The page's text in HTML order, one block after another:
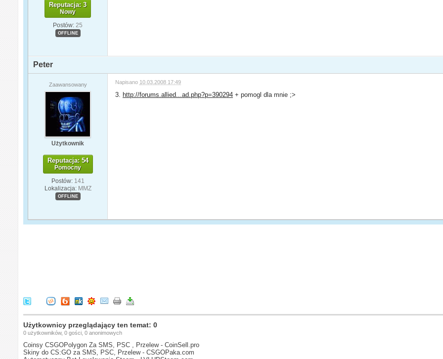
Reputacja: 3
Nowy
Postów: 25
OFFLINE
Peter
Zaawansowany
Użytkownik
Reputacja: 54
Pomocny
Postów: 141
Lokalizacja: MMZ
OFFLINE
Napisano 10.03.2008 17:49
3. http://forums.allied...ad.php?p=390294 + pomogl dla mnie ;>
Użytkownicy przeglądający ten temat: 0
0 użytkowników, 0 gości, 0 anonimowych
Coinsy CSGOPolygon Za SMS, PSC , Przelew - CoinSell.pro
Skiny do CS:GO za SMS, PSC, Przelew - CSGOPaka.com